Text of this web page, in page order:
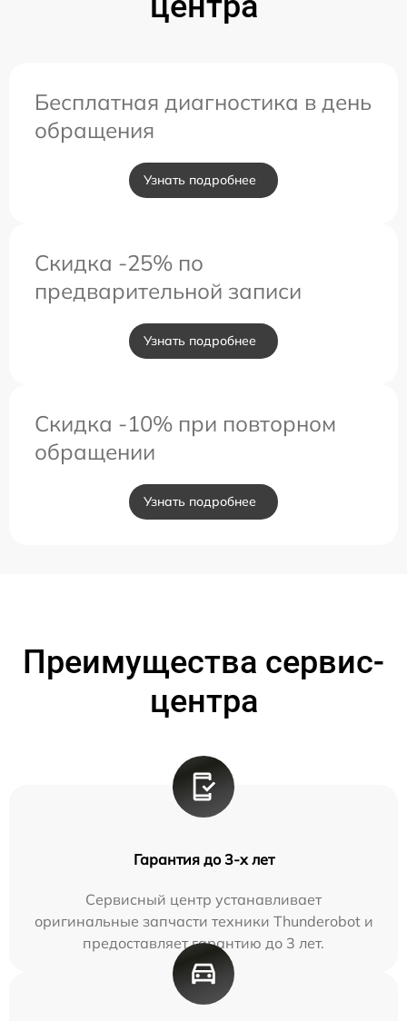
Бесплатная диагностика в день
обращения
Узнать подробнее
Скидка -25% по
предварительной записи
Узнать подробнее
Скидка -10% при повторном
обращении
Узнать подробнее
Преимущества сервис-
центра
Гарантия до 3-х лет
Сервисный центр устанавливает
оригинальные запчасти техники Thunderobot и
предоставляет гарантию до 3 лет.